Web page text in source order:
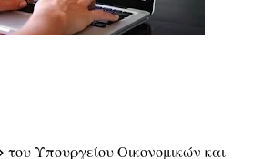
του Υπουργείου Οικονομικών και